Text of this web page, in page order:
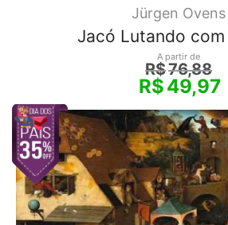
Jürgen Ovens
Jacó Lutando
A partir de
R$76,88
R$49,97